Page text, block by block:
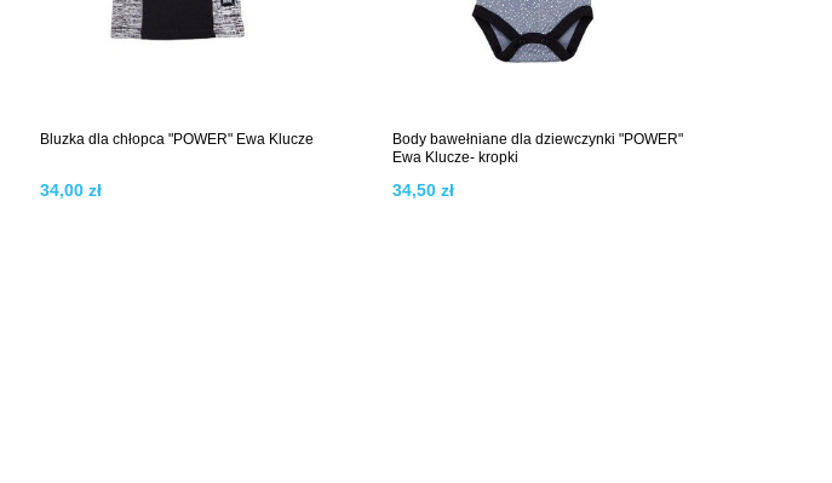
Bluzka dla chłopca "POWER" Ewa Klucze
34,00 zł
Body bawełniane dla dziewczynki "POWER"
Ewa Klucze- kropki
34,50 zł